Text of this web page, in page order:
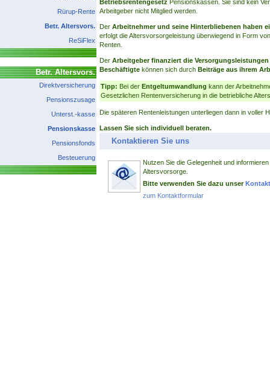
Rürup-Rente
Betr. Altersvors.
ReSiFlex
Betr. Altersvors.
Direktversicherung
Pensionszusage
Unterst.-kasse
Pensionskasse
Pensionsfonds
Besteuerung
Betriebsrentengesetz Pensionskassen. Sie sind kein
Arbeitgeber nicht Mitglied werden.
Der Arbeitnehmer und seine Hinterbliebenen haben
erfolgt die Altersvorsorgeleistung überwiegend in Form
Renten.
Der Arbeitgeber finanziert die
Beschäftigte können sich durch Beiträge aus ihrem
Tipp: Bei der Entgeltumwandlung kann der
Gesetzlichen Rentenversicherung in die betriebliche
Die späteren Rentenleistungen unterliegen dann in voller
Lassen Sie sich individuell beraten.
Kontaktieren Sie uns
Nutzen Sie die Gelegenheit und
Altersvorsorge.
Bitte verwenden Sie dazu unser
zum Kontaktformular